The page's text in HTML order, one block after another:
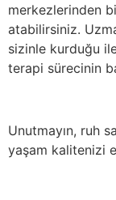
merkezlerinden
atabilirsiniz.
sizinle kurduğu
terapi sürecinin
Unutmayın, ruh
yaşam kalitenizi